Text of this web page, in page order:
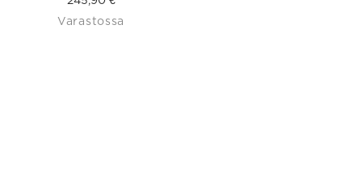
Varastossa